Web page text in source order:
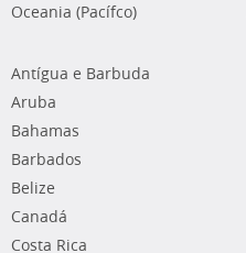
Oceania (Pacífco)
Antígua e Barbuda
Aruba
Bahamas
Barbados
Belize
Canadá
Costa Rica